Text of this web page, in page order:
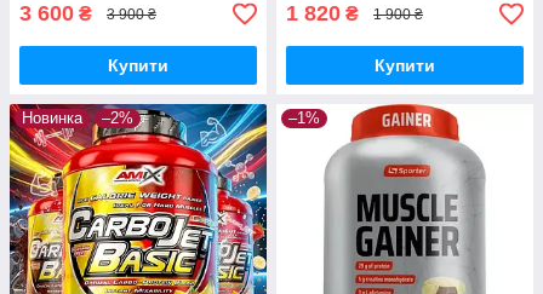
3 600 ₴ 3 900 ₴
Купити
1 820 ₴ 1 900 ₴
Купити
Новинка –2% –1%